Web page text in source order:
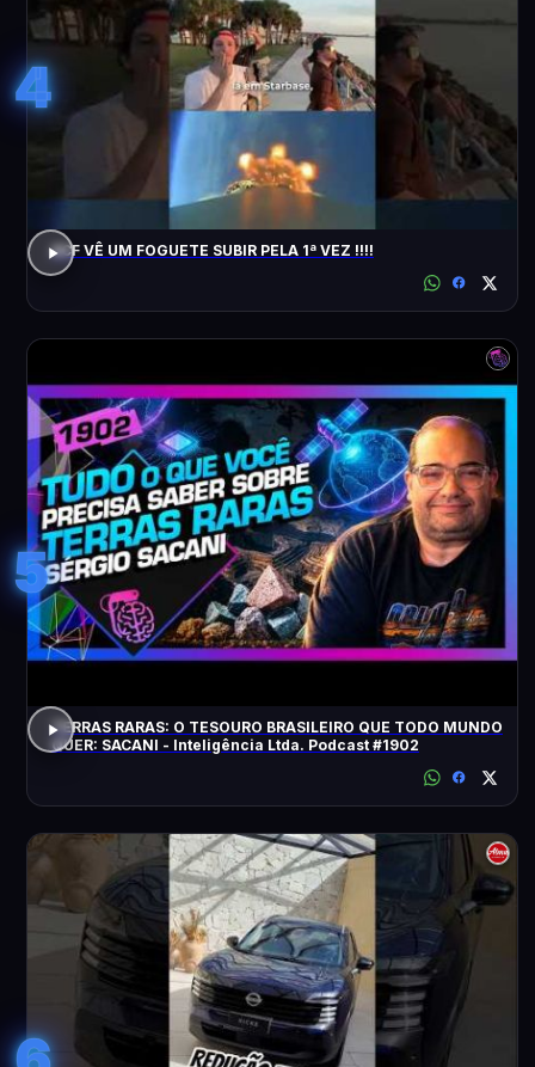
4
ACF VÊ UM FOGUETE SUBIR PELA 1ª VEZ !!!!
5
TERRAS RARAS: O TESOURO BRASILEIRO QUE TODO MUNDO
QUER: SACANI - Inteligência Ltda. Podcast #1902